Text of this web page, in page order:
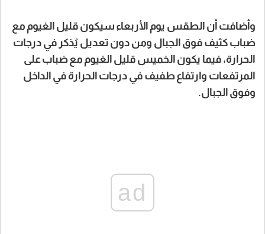
وأضافت أن الطقس يوم الأربعاء سيكون قليل الغيوم مع
ضباب كثيف فوق الجبال ومن دون تعديل يُذكر في درجات
الحرارة، فيما يكون الخميس قليل الغيوم مع ضباب على
المرتفعات وارتفاع طفيف في درجات الحرارة في الداخل
وفوق الجبال.
ad